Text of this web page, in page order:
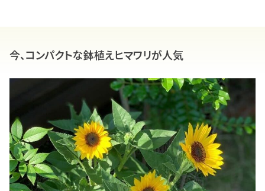
今、コンパクトな鉢植えヒマワリが人気